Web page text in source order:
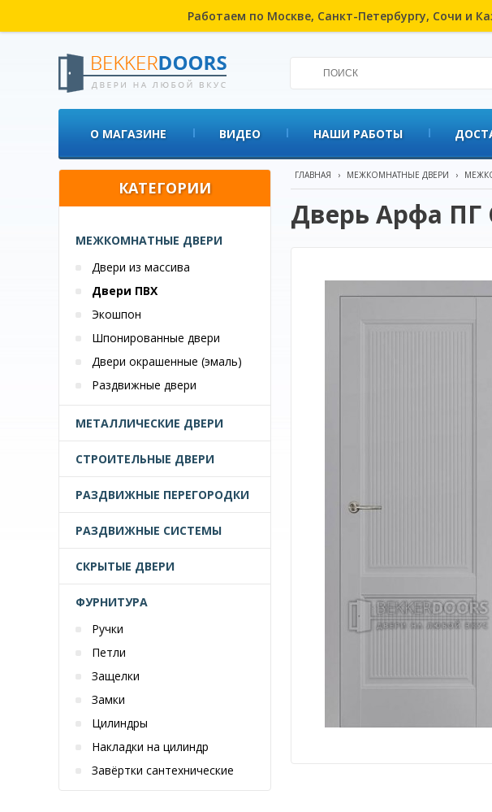
Работаем по Москве, Санкт-Петербургу, Сочи и
О МАГАЗИНЕ ВИДЕО НАШИ РАБОТЫ
КАТЕГОРИИ
МЕЖКОМНАТНЫЕ ДВЕРИ
Двери из массива
Двери ПВХ
Экошпон
Шпонированные двери
Двери окрашенные (эмаль)
Раздвижные двери
МЕТАЛЛИЧЕСКИЕ ДВЕРИ
СТРОИТЕЛЬНЫЕ ДВЕРИ
РАЗДВИЖНЫЕ ПЕРЕГОРОДКИ
РАЗДВИЖНЫЕ СИСТЕМЫ
СКРЫТЫЕ ДВЕРИ
ФУРНИТУРА
Ручки
Петли
Защелки
Замки
Цилиндры
Накладки на цилиндр
Завёртки сантехнические
ГЛАВНАЯ › МЕЖКОМНАТНЫЕ ДВЕРИ ›
Дверь Арфа ПГ